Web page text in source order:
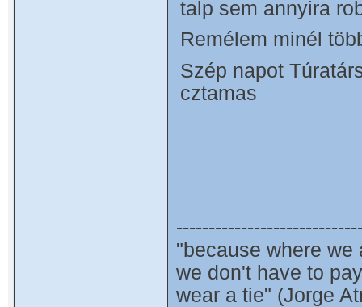
talp sem annyira
Remélem minél
Szép napot
cztamas
"because where we
we don't have to
wear a tie" (Jorge